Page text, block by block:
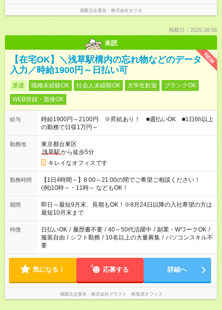
掲載元企業名 株式会社セリオ
掲載日：2026.08.08
未読
NEW
【在宅OK】＼浅草駅構内の忘れ物などのデータ
入力／時給1900円～日払い可
派遣 職種未経験OK 社会人未経験OK 大学生歓迎
ブランクOK
WEB登録・面接OK
給与
時給1900円～2100円 ※昇給あり！ ■週払いOK ■1日6h以上
の勤務で日収1万円～
勤務地
東京都台東区
浅草駅から徒歩5分
キレイなオフィスです
勤務時間
【1日4時間～】8:00～21:00の間でご希望ご相談ください！
(例)10時～・11時～ などもOK！
期間
即日～最短9月末、長期もOK！※8月24日以降の入社希望の方は
最短10月末まで
特徴 日払いOK / 履歴書不要 / 40～50代活躍中 / 副業・WワークOK /
服装自由 / シフト勤務 / 10名以上の大量募集 / パソコンスキル不
要
気になる！ 応募する 詳細へ
掲載元企業名 株式会社グラスト 秋葉原オフィス